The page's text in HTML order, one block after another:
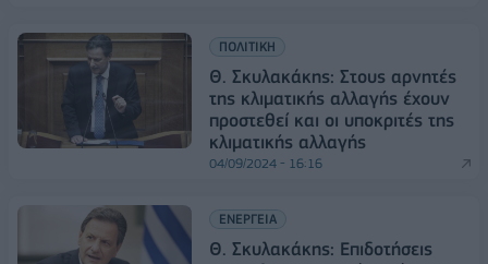
ΠΟΛΙΤΙΚΗ
Θ. Σκυλακάκης: Στους αρνητές
της κλιματικής αλλαγής έχουν
προστεθεί και οι υποκριτές της
κλιματικής αλλαγής
04/09/2024 - 16:16
ΕΝΕΡΓΕΙΑ
Θ. Σκυλακάκης: Επιδοτήσεις